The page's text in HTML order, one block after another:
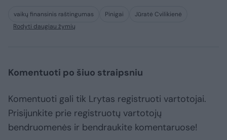
vaikų finansinis raštingumas Pinigai
Jūratė Cvilikienė
Rodyti daugiau žymių
Komentuoti po šiuo straipsniu
Komentuoti gali tik Lrytas registruoti vartotojai.
Prisijunkite prie registruotų vartotojų
bendruomenės ir bendraukite komentaruose!